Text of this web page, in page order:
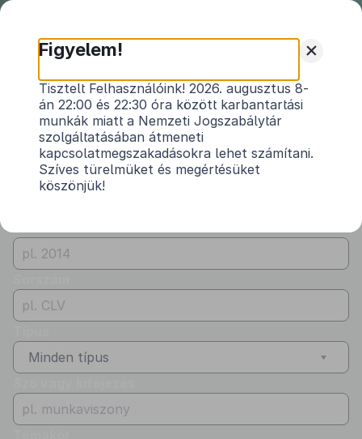
Önkormányzati
rendeletek
Önkormányzati rendeletek
Vármegye
Somogy
Kibocsátó
Porrogszentkirály Község Önkormányzata
Minden típus
+
Figyelem!
Tisztelt Felhasználóink! 2026. augusztus 8-
án 22:00 és 22:30 óra között karbantartási
munkák miatt a Nemzeti Jogszabálytár
szolgáltatásában átmeneti
kapcsolatmegszakadásokra lehet számítani.
Szíves türelmüket és megértésüket
köszönjük!